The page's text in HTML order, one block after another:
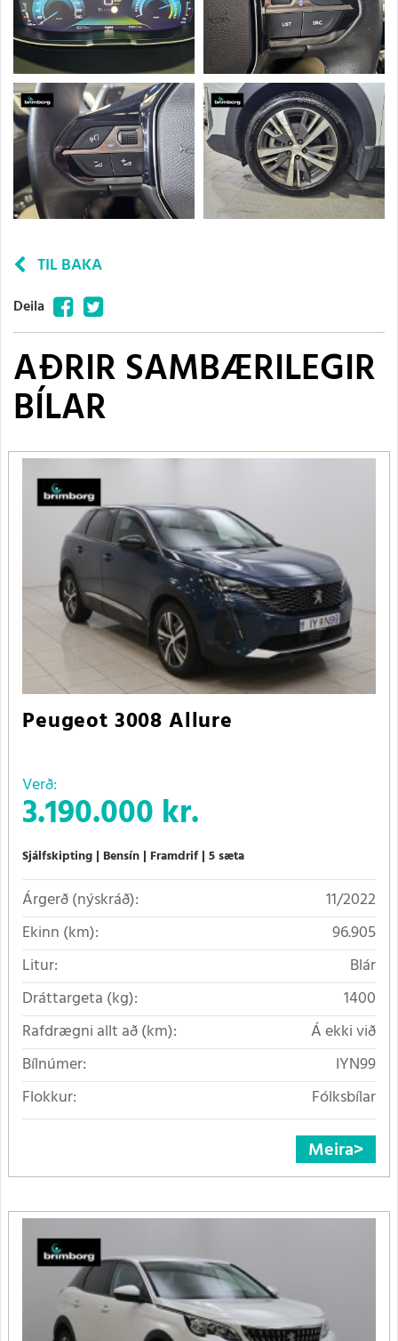
TIL BAKA
Deila FacebookTwitter
AÐRIR SAMBÆRILEGIR
BÍLAR
Peugeot 3008 Allure
Verð:
3.190.000 kr.
Sjálfskipting Bensín Framdrif 5 sæta
Árgerð (nýskráð):
11/2022
Ekinn (km):
96.905
Litur:
Blár
Dráttargeta (kg):
1400
Rafdrægni allt að (km):
Á ekki við
Bílnúmer:
IYN99
Flokkur:
Fólksbílar
Meira